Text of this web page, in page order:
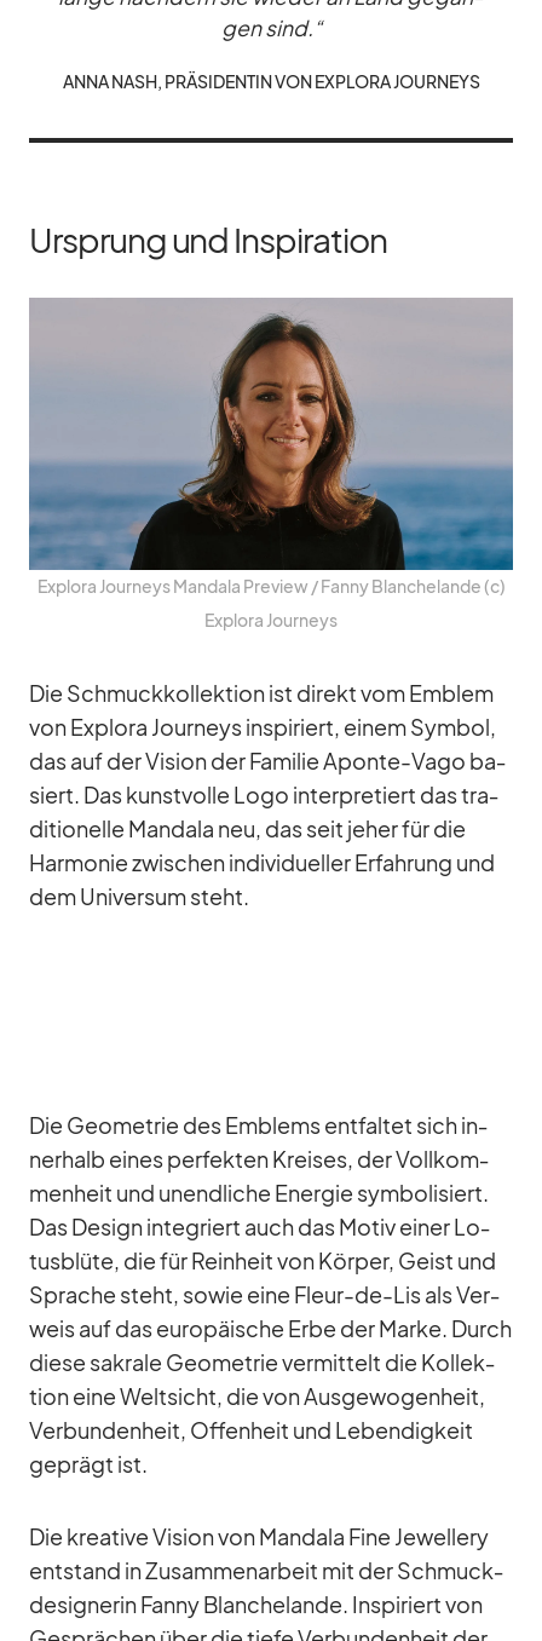
gen sind.“
ANNA NASH, PRÄ­SI­DEN­TIN VON EX­PLORA JOUR­NEYS
Ursprung und Inspiration
Ex­plora Jour­neys Man­dala Pre­view /​ Fanny Blan­chelande (c)
Ex­plora Jour­neys
Die Schmuck­kol­lek­tion ist di­rekt vom Em­blem
von Ex­plora Jour­neys in­spi­riert, ei­nem Sym­bol,
das auf der Vi­sion der Fa­mi­lie Aponte-Vago ba­
siert. Das kunst­volle Logo in­ter­pre­tiert das tra­
di­tio­nelle Man­dala neu, das seit je­her für die
Har­mo­nie zwi­schen in­di­vi­du­el­ler Er­fah­rung und
dem Uni­ver­sum steht.
Die Geo­me­trie des Em­blems ent­fal­tet sich in­
ner­halb ei­nes per­fek­ten Krei­ses, der Voll­kom­
men­heit und un­end­li­che En­er­gie sym­bo­li­siert.
Das De­sign in­te­griert auch das Mo­tiv ei­ner Lo­
tus­blüte, die für Rein­heit von Kör­per, Geist und
Spra­che steht, so­wie eine Fleur-de-Lis als Ver­
weis auf das eu­ro­päi­sche Erbe der Marke. Durch
diese sa­krale Geo­me­trie ver­mit­telt die Kol­lek­
tion eine Welt­sicht, die von Aus­ge­wo­gen­heit,
Ver­bun­den­heit, Of­fen­heit und Le­ben­dig­keit
ge­prägt ist.
Die krea­tive Vi­sion von Man­dala Fine Je­wel­lery
ent­stand in Zu­sam­men­ar­beit mit der Schmuck­
de­si­gne­rin Fanny Blan­chelande. In­spi­riert von